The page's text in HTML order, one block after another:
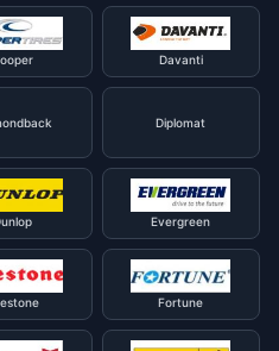
Davanti
Diplomat
Evergreen
Fortune